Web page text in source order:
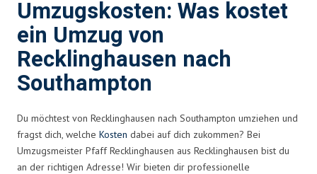
Umzugskosten: Was kostet
ein Umzug von
Recklinghausen nach
Southampton
Du möchtest von Recklinghausen nach Southampton umziehen und
fragst dich, welche Kosten dabei auf dich zukommen? Bei
Umzugsmeister Pfaff Recklinghausen aus Recklinghausen bist du
an der richtigen Adresse! Wir bieten dir professionelle